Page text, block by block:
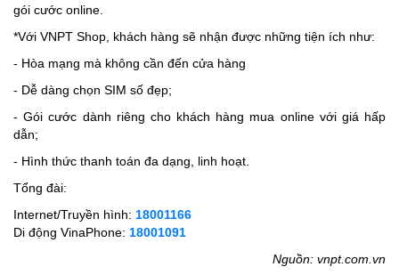
gói cước online.
*Với VNPT Shop, khách hàng sẽ nhận được những tiện ích như:
- Hòa mạng mà không cần đến cửa hàng
- Dễ dàng chọn SIM số đẹp;
- Gói cước dành riêng cho khách hàng mua online với giá hấp
dẫn;
- Hình thức thanh toán đa dạng, linh hoạt.
Tổng đài:
Internet/Truyền hình: 18001166
Di động VinaPhone: 18001091
Nguồn: vnpt.com.vn